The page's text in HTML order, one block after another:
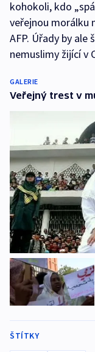
kohokoli, kdo
veřejnou morálku
AFP. Úřady by ale
nemuslimy žijící v
GALERIE
Veřejný trest v
ŠTÍTKY